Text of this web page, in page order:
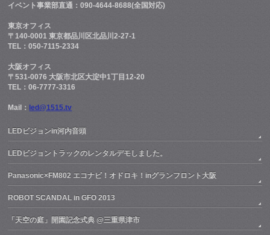
イベント事業部直通：090-4644-8688(全国対応)
東京オフィス
〒140-0001 東京都品川区北品川2-27-1
TEL：050-7115-2334
大阪オフィス
〒531-0076 大阪市北区大淀中1丁目12-20
TEL：06-7777-3316
Mail： led@1515.tv
LEDビジョンin河内音頭
LEDビジョントラックのレンタルデモしました。
Panasonic×FM802 エコナビ！オドロキ！inグランフロント大阪
ROBOT SCANDAL in GFO 2013
「天空の庭」開園記念式典 @三重県津市